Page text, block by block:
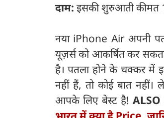
दाम: इसकी शुरुआती कीमत
नया iPhone Air अपनी
यूज़र्स को आकर्षित कर
है। पतला होने के चक्कर में
नहीं हैं, तो कोई बात
आपके लिए बेस्ट है! ALSO